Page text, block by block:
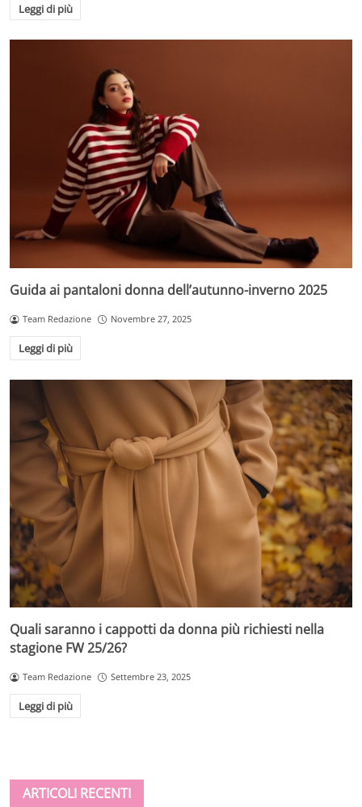
Leggi di più
Guida ai pantaloni donna dell’autunno-inverno 2025
Team Redazione Novembre 27, 2025
Leggi di più
Quali saranno i cappotti da donna più richiesti nella
stagione FW 25/26?
Team Redazione Settembre 23, 2025
Leggi di più
ARTICOLI RECENTI